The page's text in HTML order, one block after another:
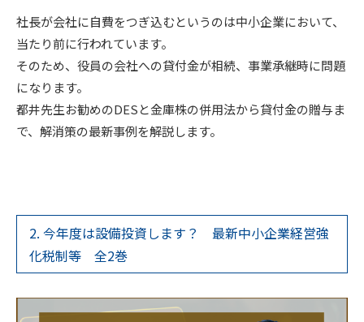
社長が会社に自費をつぎ込むというのは中小企業において、
当たり前に行われています。
そのため、役員の会社への貸付金が相続、事業承継時に問題
になります。
都井先生お勧めのDESと金庫株の併用法から貸付金の贈与ま
で、解消策の最新事例を解説します。
2. 今年度は設備投資します？ 最新中小企業経営強
化税制等 全2巻